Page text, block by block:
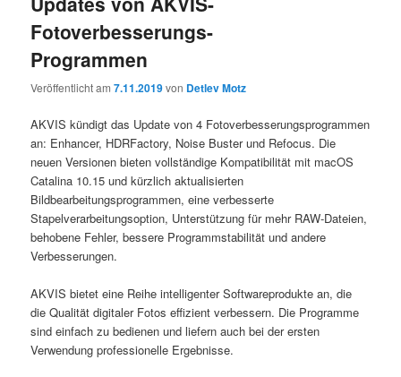
Fotoverbesserungs-
Programmen
Veröffentlicht am7.11.2019von Detlev Motz
AKVIS kündigt das Update von 4 Fotoverbesserungsprogrammen
an: Enhancer, HDRFactory, Noise Buster und Refocus. Die
neuen Versionen bieten vollständige Kompatibilität mit macOS
Catalina 10.15 und kürzlich aktualisierten
Bildbearbeitungsprogrammen, eine verbesserte
Stapelverarbeitungsoption, Unterstützung für mehr RAW-Dateien,
behobene Fehler, bessere Programmstabilität und andere
Verbesserungen.
AKVIS bietet eine Reihe intelligenter Softwareprodukte an, die
die Qualität digitaler Fotos effizient verbessern. Die Programme
sind einfach zu bedienen und liefern auch bei der ersten
Verwendung professionelle Ergebnisse.